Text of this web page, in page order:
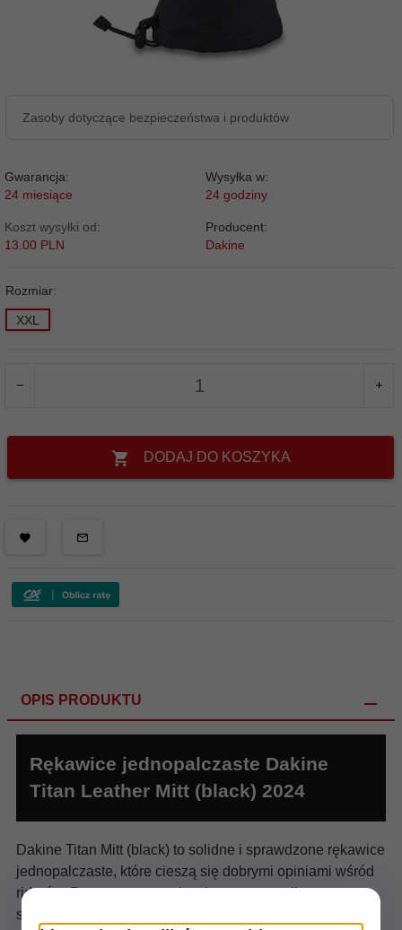
Zasoby dotyczące bezpieczeństwa i produktów
Gwarancja:
24 miesiące
Wysyłka w:
24 godziny
Koszt wysyłki od:
13.00 PLN
Producent:
Dakine
Rozmiar:
XXL
DODAJ DO KOSZYKA
OPIS PRODUKTU
Rękawice jednopalczaste Dakine
Titan Leather Mitt (black) 2024
Dakine Titan Mitt (black) to solidne i sprawdzone rękawice
jednopalczaste, które cieszą się dobrymi opiniami wśród
riderów. Prezentowane rękawice są w wersji ze
skórzanymi dłońmi. Krój rękawic z długim mankietem